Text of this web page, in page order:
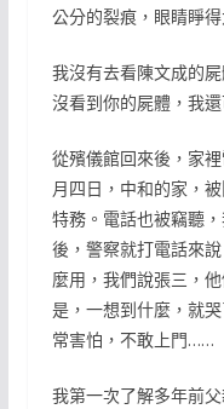
公分的裂痕，眼睛睜
我沒有去看陳文成的
沒看到你的屍體，我
從殯儀館回來後，家
月四日，中和的家，
特務。電話也被竊聽
後，警察就打電話來
麼用，我們說張三，
是，一想到什麼，就
常害怕，不敢上門……
我第一次了解多年前